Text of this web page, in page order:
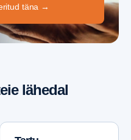
täna →
lähedal